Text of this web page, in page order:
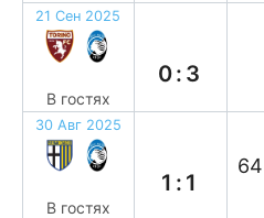
21 Сен 2025
В гостях
0:3
30 Авг 2025
В гостях
1:1